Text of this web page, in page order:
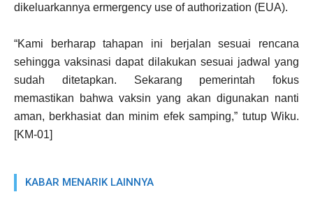
dikeluarkannya ermergency use of authorization (EUA).
“Kami berharap tahapan ini berjalan sesuai rencana
sehingga vaksinasi dapat dilakukan sesuai jadwal yang
sudah ditetapkan. Sekarang pemerintah fokus
memastikan bahwa vaksin yang akan digunakan nanti
aman, berkhasiat dan minim efek samping,” tutup Wiku.
[KM-01]
KABAR MENARIK LAINNYA